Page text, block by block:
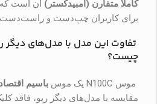
کاملاً متقارن (آمبیدکستر) آن است که
برای کاربران چپ‌دست و راست‌دست
چیست؟
موس N100C یک موس باسیم
مقایسه با مدل‌های دیگر رپو، فاقد